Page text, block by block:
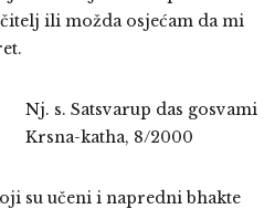
ili možda osjećam da mi
Nj. s. Satsvarup das gosvami
Krsna-katha, 8/2000
su učeni i napredni bhakte